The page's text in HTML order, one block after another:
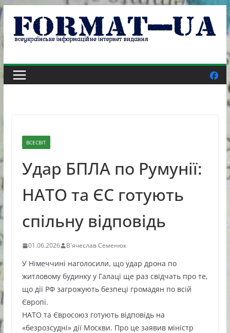
Skip
content
ВСЕСВІТ
Удар БПЛА по Румунії:
НАТО та ЄС готують
спільну відповідь
01.06.2026 В'ячеслав Семенюк
У Німеччині наголосили, що удар дрона по
житловому будинку у Галаці ще раз свідчать про те,
що дії РФ загрожують безпеці громадян по всій
Європі.
НАТО та Євросоюз готують відповідь на
«безрозсудні» дії Москви. Про це заявив міністр